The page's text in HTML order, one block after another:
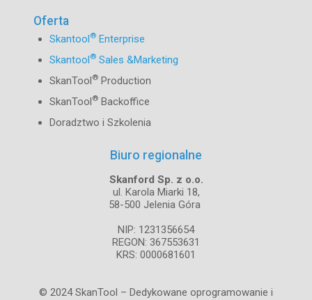
Oferta
Skantool®Enterprise
Skantool®Sales &Marketing
SkanTool®Production
SkanTool®Backoffice
Doradztwo i Szkolenia
Biuro regionalne
Skanford Sp. z o.o.
ul. Karola Miarki 18,
58-500 Jelenia Góra
NIP: 1231356654
REGON: 367553631
KRS: 0000681601
© 2024 SkanTool – Dedykowane oprogramowanie i